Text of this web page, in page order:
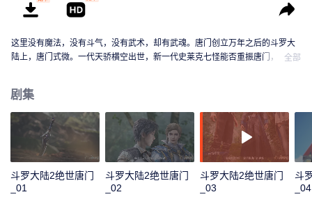
这里没有魔法，没有斗气，没有武术，却有武魂。唐门创立万年之后的斗罗大
陆上，唐门式微。一代天骄横空出世，新一代史莱克七怪能否重振唐门，谱写
门能否重现辉煌？
全部
剧集
斗罗大陆2绝世唐门
_01
斗罗大陆2绝世唐门
_02
斗罗大陆2绝世唐门
_03
斗
_04